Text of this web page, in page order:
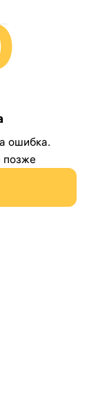
ошибка.
позже